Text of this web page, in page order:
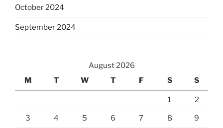
October 2024
September 2024
August 2026
M
T W T F S S
1 2
3 4 5 6 7 8 9